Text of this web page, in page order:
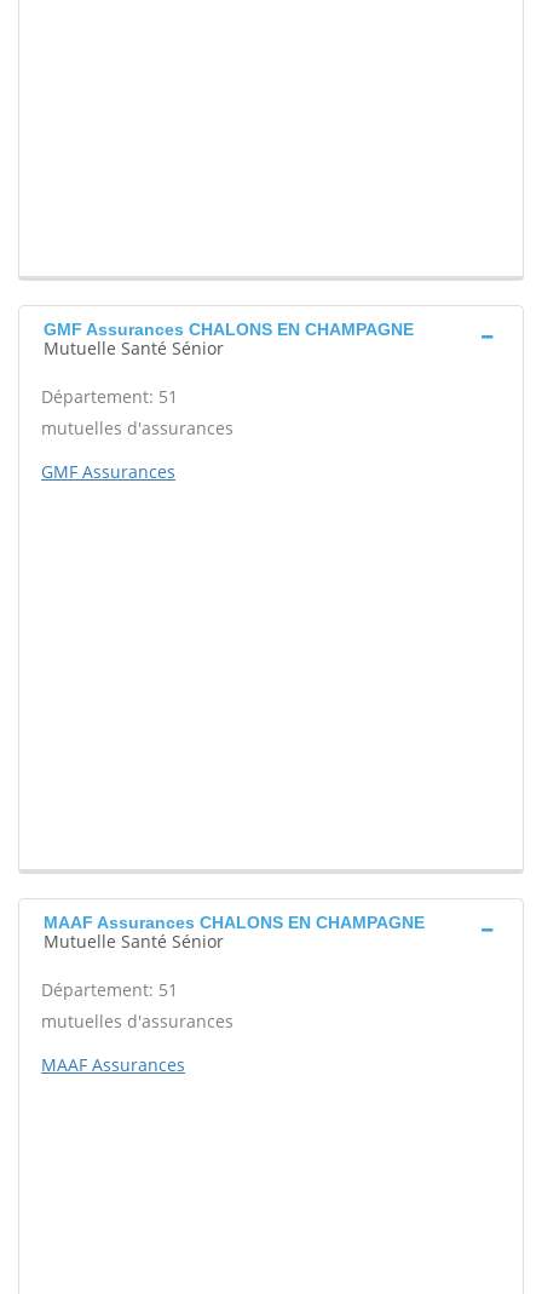
GMF Assurances CHALONS EN CHAMPAGNE
Mutuelle Santé Sénior
Département: 51
mutuelles d'assurances
GMF Assurances
MAAF Assurances CHALONS EN CHAMPAGNE
Mutuelle Santé Sénior
Département: 51
mutuelles d'assurances
MAAF Assurances